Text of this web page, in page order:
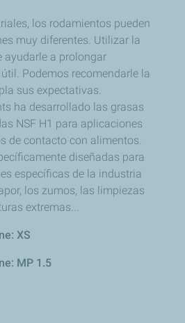
los rodamientos pueden
muy diferentes. Utilizar la
ayudarle a prolongar
Podemos recomendarle la
sus expectativas.
ha desarrollado las grasas
NSF H1 para aplicaciones
de contacto con alimentos.
diseñadas para
específicas de la industria
los zumos, las limpiezas
extremas...
XS
MP 1.5